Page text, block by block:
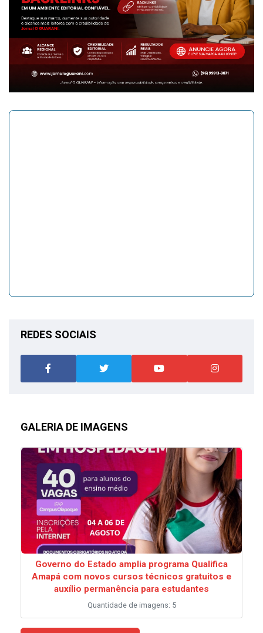
REDES SOCIAIS
GALERIA DE IMAGENS
Governo do Estado amplia programa Qualifica
Amapá com novos cursos técnicos gratuitos e
auxílio permanência para estudantes
Quantidade de imagens: 5